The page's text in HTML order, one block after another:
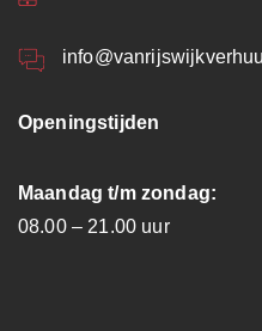
Openingstijden
Maandag t/m zondag:
08.00 – 21.00 uur